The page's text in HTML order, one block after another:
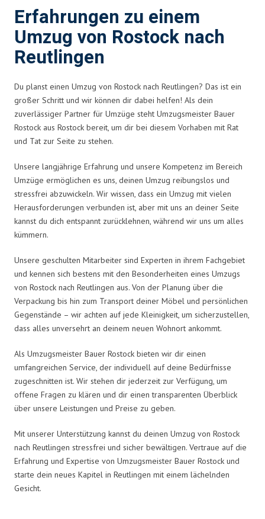
Erfahrungen zu einem
Umzug von Rostock nach
Reutlingen
Du planst einen Umzug von Rostock nach Reutlingen? Das ist ein
großer Schritt und wir können dir dabei helfen! Als dein
zuverlässiger Partner für Umzüge steht Umzugsmeister Bauer
Rostock aus Rostock bereit, um dir bei diesem Vorhaben mit Rat
und Tat zur Seite zu stehen.
Unsere langjährige Erfahrung und unsere Kompetenz im Bereich
Umzüge ermöglichen es uns, deinen Umzug reibungslos und
stressfrei abzuwickeln. Wir wissen, dass ein Umzug mit vielen
Herausforderungen verbunden ist, aber mit uns an deiner Seite
kannst du dich entspannt zurücklehnen, während wir uns um alles
kümmern.
Unsere geschulten Mitarbeiter sind Experten in ihrem Fachgebiet
und kennen sich bestens mit den Besonderheiten eines Umzugs
von Rostock nach Reutlingen aus. Von der Planung über die
Verpackung bis hin zum Transport deiner Möbel und persönlichen
Gegenstände – wir achten auf jede Kleinigkeit, um sicherzustellen,
dass alles unversehrt an deinem neuen Wohnort ankommt.
Als Umzugsmeister Bauer Rostock bieten wir dir einen
umfangreichen Service, der individuell auf deine Bedürfnisse
zugeschnitten ist. Wir stehen dir jederzeit zur Verfügung, um
offene Fragen zu klären und dir einen transparenten Überblick
über unsere Leistungen und Preise zu geben.
Mit unserer Unterstützung kannst du deinen Umzug von Rostock
nach Reutlingen stressfrei und sicher bewältigen. Vertraue auf die
Erfahrung und Expertise von Umzugsmeister Bauer Rostock und
starte dein neues Kapitel in Reutlingen mit einem lächelnden
Gesicht.